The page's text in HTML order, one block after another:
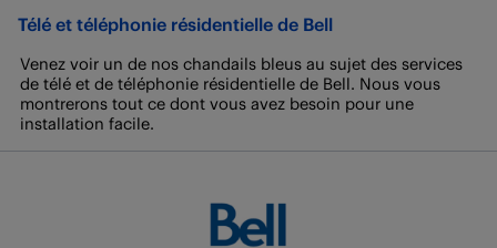
Télé et téléphonie résidentielle de Bell
Venez voir un de nos chandails bleus au sujet des services
de télé et de téléphonie résidentielle de Bell. Nous vous
montrerons tout ce dont vous avez besoin pour une
installation facile.